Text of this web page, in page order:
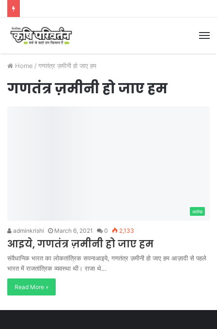
Home / गणतंत्र ज़मीनी हो जाए हम
गणतंत्र ज़मीनी हो जाए हम
आलेख
adminkrishi March 6, 2021 0 2,133
आइये, गणतंत्र ज़मीनी हो जाए हम
संवैधानिक भारत का लोकतांत्रिक सपनाआइये, गणतंत्र ज़मीनी हो जाए हम आज़ादी से पहले
भारत में राजतांत्रिक व्यवस्था थी। राजा थे…
Read More »